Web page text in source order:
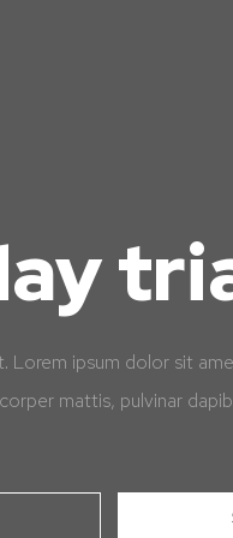
Lorem ipsum dolor sit
mattis, pulvinar